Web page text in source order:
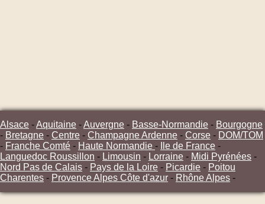
Alsace -Aquitaine -Auvergne - Basse-Normandie - Bourgogne
- Bretagne - Centre - Champagne Ardenne - Corse - DOM/TOM
- Franche Comté - Haute Normandie - Ile de France -
Languedoc Roussillon - Limousin - Lorraine - Midi Pyrénées -
Nord Pas de Calais - Pays de la Loire - Picardie - Poitou
Charentes - Provence Alpes Côte d'azur - Rhône Alpes -